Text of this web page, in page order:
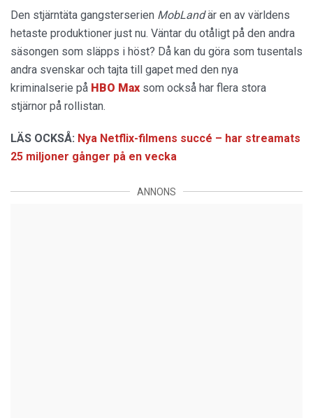
Den stjärntäta gangsterserien MobLandär en av världens
hetaste produktioner just nu. Väntar du otåligt på den andra
säsongen som släpps i höst? Då kan du göra som tusentals
andra svenskar och tajta till gapet med den nya
kriminalserie på HBO Max som också har flera stora
stjärnor på rollistan.
LÄS OCKSÅ: Nya Netflix-filmens succé – har streamats
25 miljoner gånger på en vecka
ANNONS